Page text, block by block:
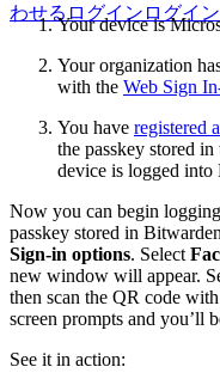
わせる ログイン ログイン
Your device is
Your organization
with the Web Sign
You have registered
the passkey stored
device is logged into
Now you can begin
passkey stored in
Sign-in options. Select
new window will appear.
then scan the QR code
screen prompts and you’ll
See it in action: